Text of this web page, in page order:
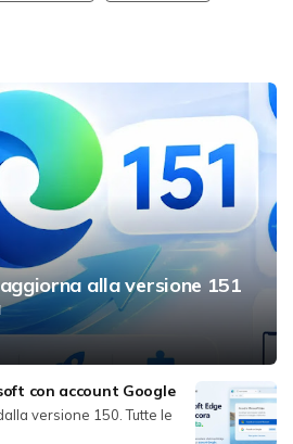
alla versione 151
con account Google
versione 150. Tutte le